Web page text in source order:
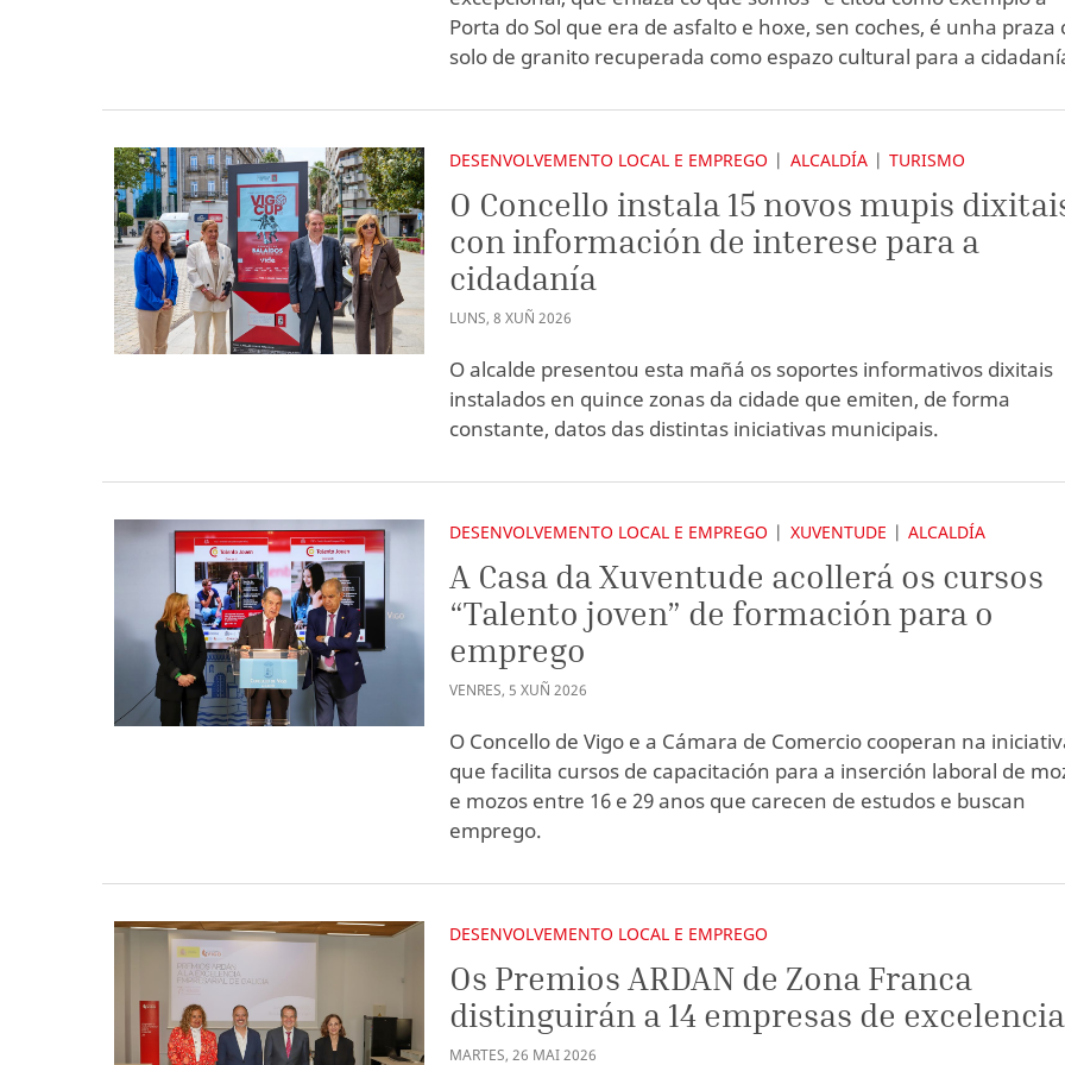
Porta do Sol que era de asfalto e hoxe, sen coches, é unha praza
solo de granito recuperada como espazo cultural para a
DESENVOLVEMENTO LOCAL E EMPREGO ALCALDÍA TURISMO
O Concello instala 15 novos mupis
con información de interese para a
cidadanía
LUNS,8 XUÑ 2026
O alcalde presentou esta mañá os soportes informativos dixitais
instalados en quince zonas da cidade que emiten, de forma
constante, datos das distintas iniciativas municipais.
DESENVOLVEMENTO LOCAL E EMPREGO XUVENTUDE ALCALDÍA
A Casa da Xuventude acollerá os cursos
“Talento joven” de formación para o
emprego
VENRES, 5 XUÑ 2026
O Concello de Vigo e a Cámara de Comercio cooperan na
que facilita cursos de capacitación para a inserción laboral de
e mozos entre 16 e 29 anos que carecen de estudos e buscan
emprego.
DESENVOLVEMENTO LOCAL E EMPREGO
Os Premios ARDAN de Zona Franca
distinguirán a 14 empresas de excelencia
MARTES,26 MAI2026